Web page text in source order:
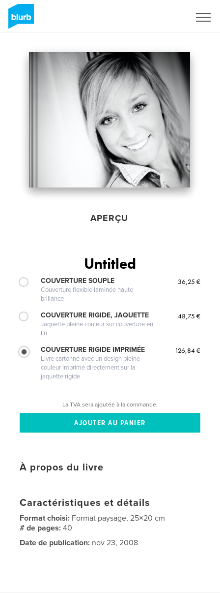
APERÇU
Untitled
COUVERTURE SOUPLE
Couverture flexible laminée haute
brillance
36,25 €
COUVERTURE RIGIDE, JAQUETTE
Jaquette pleine couleur sur couverture en
lin
48,75 €
COUVERTURE RIGIDE IMPRIMÉE
Livre cartonné avec un design pleine
couleur imprimé directement sur la
jaquette rigide
126,84 €
La TVA sera ajoutée à la commande.
À propos du livre
Caractéristiques et détails
Format choisi: Format paysage, 25×20 cm
# de pages:40
Date de publication: nov 23, 2008